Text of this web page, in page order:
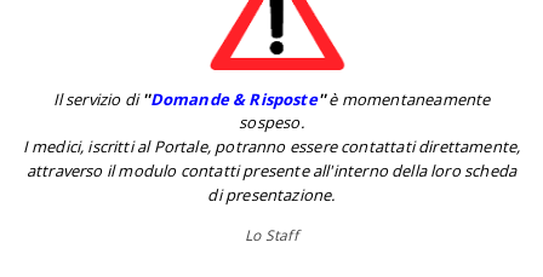
Il servizio di''Domande & Risposte''è momentaneamente
sospeso.
I medici, iscritti al Portale, potranno essere contattati direttamente,
attraverso il modulo contatti presente all'interno della loro scheda
di presentazione.
Lo Staff